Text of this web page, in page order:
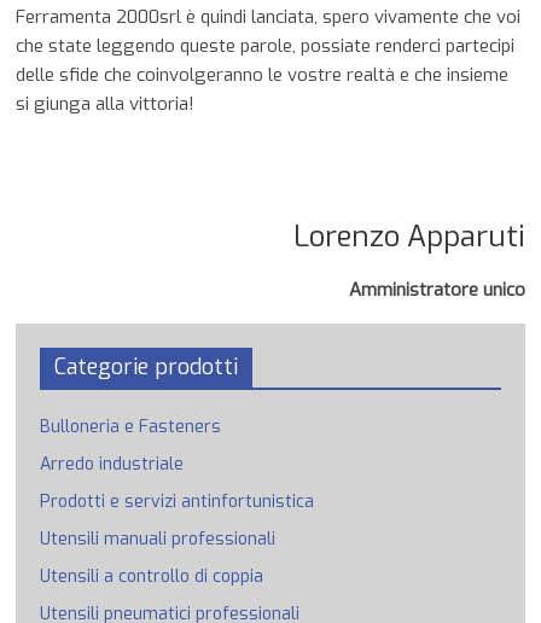
Ferramenta 2000srl è quindi lanciata, spero vivamente che voi
che state leggendo queste parole, possiate renderci partecipi
delle sfide che coinvolgeranno le vostre realtà e che insieme
si giunga alla vittoria!
Lorenzo Apparuti
Amministratore unico
Categorie prodotti
Bulloneria e Fasteners
Arredo industriale
Prodotti e servizi antinfortunistica
Utensili manuali professionali
Utensili a controllo di coppia
Utensili pneumatici professionali